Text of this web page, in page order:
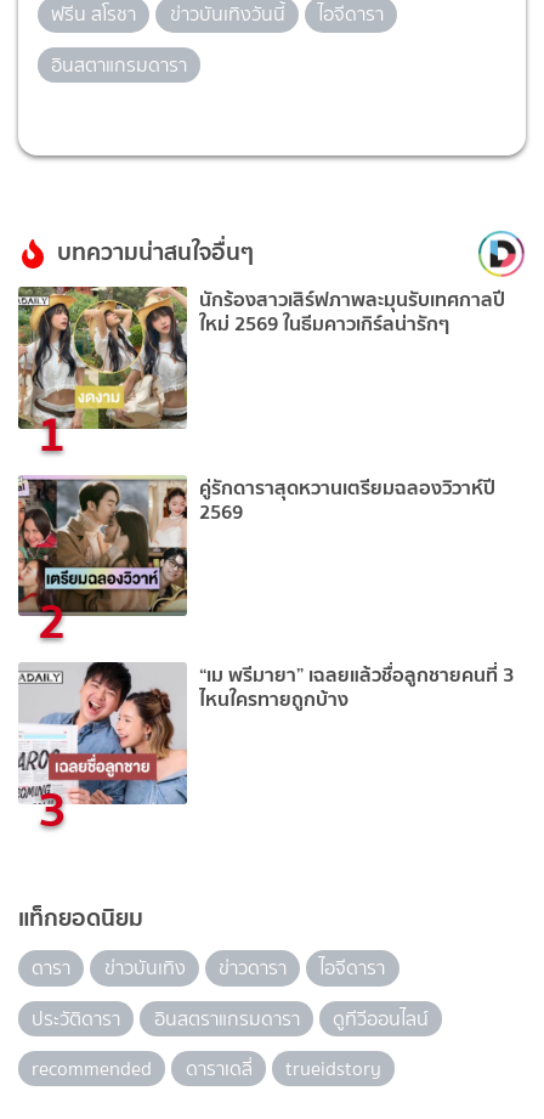
ฟรีน สโรชา ข่าวบันเทิงวันนี้
ไอจีดารา
อินสตาแกรมดารา
บทความน่าสนใจอื่นๆ
1
นักร้องสาวเสิร์ฟภาพละมุนรับเทศกาลปี
ใหม่ 2569 ในธีมคาวเกิร์ลน่ารักๆ
2
คู่รักดาราสุดหวานเตรียมฉลองวิวาห์ปี
2569
3
“เม พรีมายา” เฉลยแล้วชื่อลูกชายคนที่ 3
ไหนใครทายถูกบ้าง
แท็กยอดนิยม
ดารา ข่าวบันเทิง ข่าวดารา
ไอจีดารา
ประวัติดารา
อินสตราแกรมดารา
ดูทีวีออนไลน์
recommended
ดาราเดลี่ trueidstory